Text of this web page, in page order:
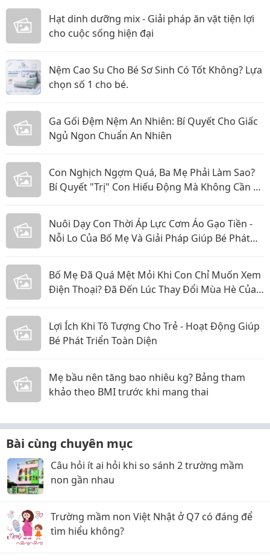
Hạt dinh dưỡng mix - Giải pháp ăn vặt tiện lợi
cho cuộc sống hiện đại
Nệm Cao Su Cho Bé Sơ Sinh Có Tốt Không? Lựa
chọn số 1 cho bé.
Ga Gối Đệm Nệm An Nhiên: Bí Quyết Cho Giấc
Ngủ Ngon Chuẩn An Nhiên
Con Nghịch Ngợm Quá, Ba Mẹ Phải Làm Sao?
Bí Quyết "Trị" Con Hiếu Động Mà Không Cần La
Nuôi Dạy Con Thời Áp Lực Cơm Áo Gạo Tiền -
Nỗi Lo Của Bố Mẹ Và Giải Pháp Giúp Bé Phát
Bố Mẹ Đã Quá Mệt Mỏi Khi Con Chỉ Muốn Xem
Điện Thoại? Đã Đến Lúc Thay Đổi Mùa Hè Của
Lợi Ích Khi Tô Tượng Cho Trẻ - Hoạt Động Giúp
Bé Phát Triển Toàn Diện
Mẹ bầu nên tăng bao nhiêu kg? Bảng tham
khảo theo BMI trước khi mang thai
Bài cùng chuyên mục
Câu hỏi ít ai hỏi khi so sánh 2 trường mầm
non gần nhau
Trường mầm non Việt Nhật ở Q7 có đáng để
tìm hiểu không?